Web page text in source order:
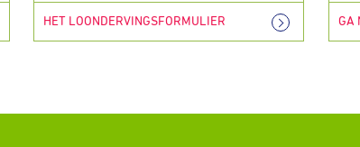
HET LOONDERVINGSFORMULIER GA